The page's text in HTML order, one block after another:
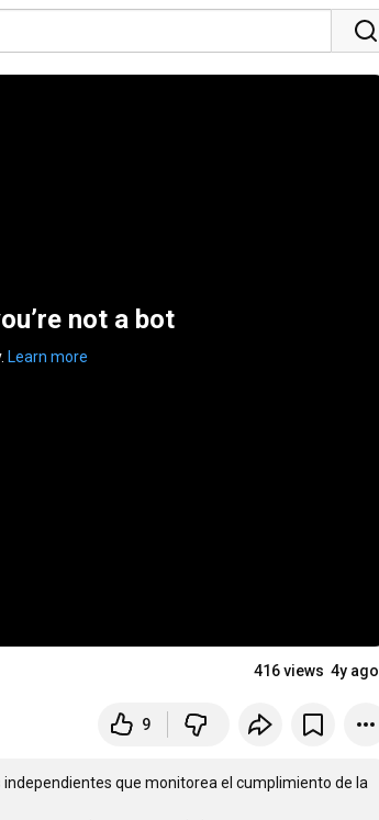
not a bot
Learn more
416 views 4y ago
9
que monitorea el cumplimiento de la